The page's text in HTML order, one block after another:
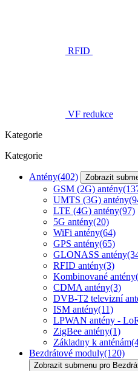
RFID
VF redukce
Kategorie
Kategorie
Antény(402) Zobrazit
GSM (2G) antény
UMTS (3G) antény
LTE (4G) antény(97)
5G antény(20)
WiFi antény(64)
GPS antény(65)
GLONASS antény
RFID antény(3)
Kombinované antény
CDMA antény(3)
DVB-T2 televizní
ISM antény(11)
LPWAN antény -
ZigBee antény(1)
Základny k anténám
Bezdrátové moduly(120)
Zobrazit submenu pro